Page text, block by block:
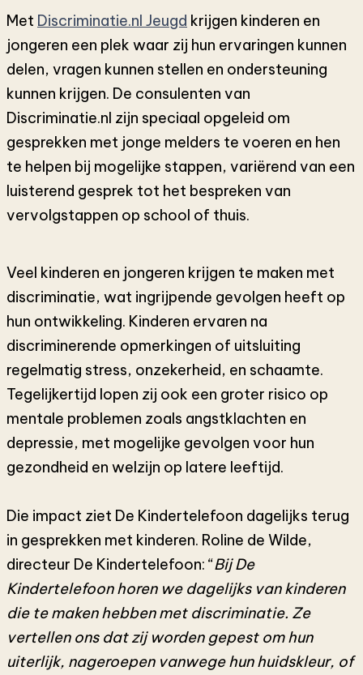
Met Discriminatie.nl Jeugd krijgen kinderen en
jongeren een plek waar zij hun ervaringen kunnen
delen, vragen kunnen stellen en ondersteuning
kunnen krijgen. De consulenten van
Discriminatie.nl zijn speciaal opgeleid om
gesprekken met jonge melders te voeren en hen
te helpen bij mogelijke stappen, variërend van een
luisterend gesprek tot het bespreken van
vervolgstappen op school of thuis.
Veel kinderen en jongeren krijgen te maken met
discriminatie, wat ingrijpende gevolgen heeft op
hun ontwikkeling. Kinderen ervaren na
discriminerende opmerkingen of uitsluiting
regelmatig stress, onzekerheid, en schaamte.
Tegelijkertijd lopen zij ook een groter risico op
mentale problemen zoals angstklachten en
depressie, met mogelijke gevolgen voor hun
gezondheid en welzijn op latere leeftijd.
Die impact ziet De Kindertelefoon dagelijks terug
in gesprekken met kinderen. Roline de Wilde,
directeur De Kindertelefoon: “Bij De
Kindertelefoon horen we dagelijks van kinderen
die te maken hebben met discriminatie. Ze
vertellen ons dat zij worden gepest om hun
uiterlijk, nageroepen vanwege hun huidskleur, of